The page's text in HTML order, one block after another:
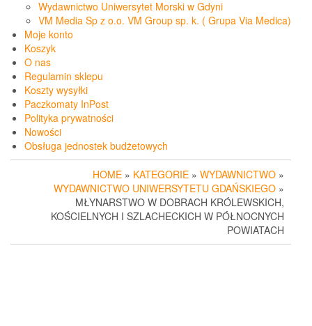
Wydawnictwo Uniwersytet Morski w Gdyni
VM Media Sp z o.o. VM Group sp. k. ( Grupa Via Medica)
Moje konto
Koszyk
O nas
Regulamin sklepu
Koszty wysyłki
Paczkomaty InPost
Polityka prywatności
Nowości
Obsługa jednostek budżetowych
HOME » KATEGORIE » WYDAWNICTWO »
WYDAWNICTWO UNIWERSYTETU GDAŃSKIEGO »
MŁYNARSTWO W DOBRACH KRÓLEWSKICH,
KOŚCIELNYCH I SZLACHECKICH W PÓŁNOCNYCH
POWIATACH